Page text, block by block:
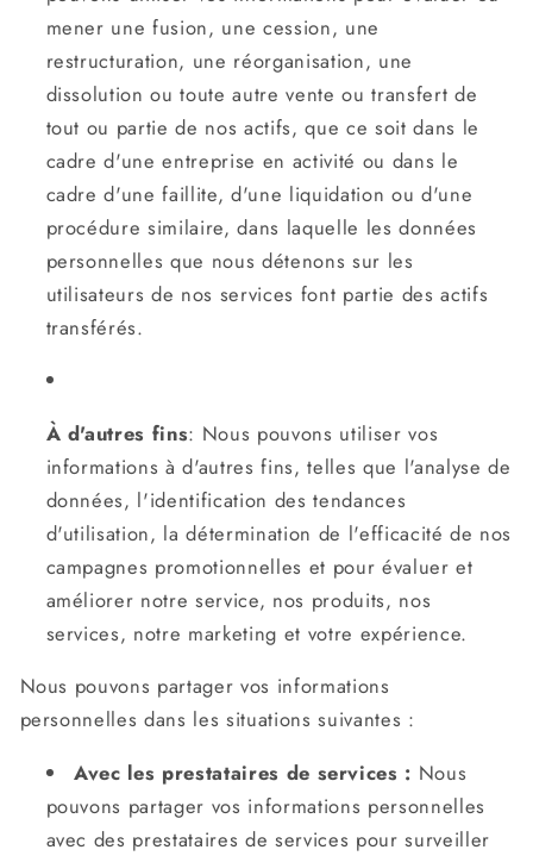
mener une fusion, une cession, une
restructuration, une réorganisation, une
dissolution ou toute autre vente ou transfert de
tout ou partie de nos actifs, que ce soit dans le
cadre d'une entreprise en activité ou dans le
cadre d'une faillite, d'une liquidation ou d'une
procédure similaire, dans laquelle les données
personnelles que nous détenons sur les
utilisateurs de nos services font partie des actifs
transférés.
À d'autres fins: Nous pouvons utiliser vos
informations à d'autres fins, telles que l'analyse de
données, l'identification des tendances
d'utilisation, la détermination de l'efficacité de nos
campagnes promotionnelles et pour évaluer et
améliorer notre service, nos produits, nos
services, notre marketing et votre expérience.
Nous pouvons partager vos informations
personnelles dans les situations suivantes :
Avec les prestataires de services : Nous
pouvons partager vos informations personnelles
avec des prestataires de services pour surveiller